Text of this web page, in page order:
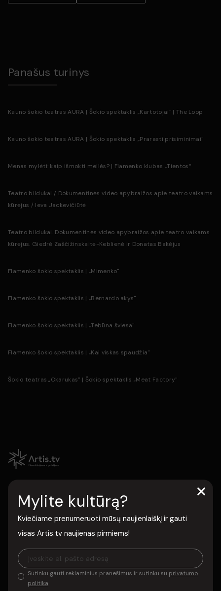
Visi komentarai
Panašus turinys
Kauno šokio teatras AURA | Šokio spektaklis „Kartotojai" | The Loop
Kauno šokio teatras AURA | Šokio spektaklis „Prarasti prisiminimai"
Menas mylėti: kaip išmokti meilės? | Flamenko klubas „Tientos“
Teatro bildukai / Dokumentinės video apybraižos apie teatro vaikams
kūrėjus / Ieva Jackevičiūtė
Teatro bildukai. Dokumentinės video apybraižos apie teatro vaikams
kūrėjus. Giedrė Zaščižinskaitė-Keblienė ir Donatas Bakėjus
Flamenko šokio spektaklis | „Mimenko"
Flamenko šokio spektaklis | „Bernardo akys"
Flamenko šokio spektaklis | „Tebūna šviesa"
Flamenko šokio spektaklis | „Kai viskas spaudžia"
Šokio teatras „Okarukas" | Šokio spektaklis „Meat Factory"
Sužinok naujienas pirmas
Prenumeruok naujienlaiškį ir pirmas sužinok apie naujus projektus,
premjeras ir išskirtinius pasiūlymus. Gauk atrinktą kultūros turinį
tiesiai į savo paštą ir nepraleisk to, kas svarbu meno
bendruomenei.
Prenumeruoti
Mylite kultūrą?
Kviečiame prenumeruoti mūsų naujienlaiškį ir gauti
visas Artis.tv naujienas pirmiems!
Sutinku gauti reklaminius pranešimus ir sutinku su privatumo
politika